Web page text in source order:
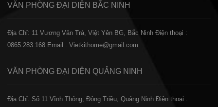
VĂN PHÒNG ĐẠI DIỆN BẮC NINH
Địa Chỉ: 11 Vương Văn Trà, Việt Yên BG, Bắc Ninh Điện thoại :
0865.283.168 Email : Vietkithome@gmail.com
VĂN PHÒNG ĐẠI DIỆN QUẢNG NINH
Địa Chỉ: Số 11 Vĩnh Thông, Đông Triều, Quảng Ninh Điện thoại :